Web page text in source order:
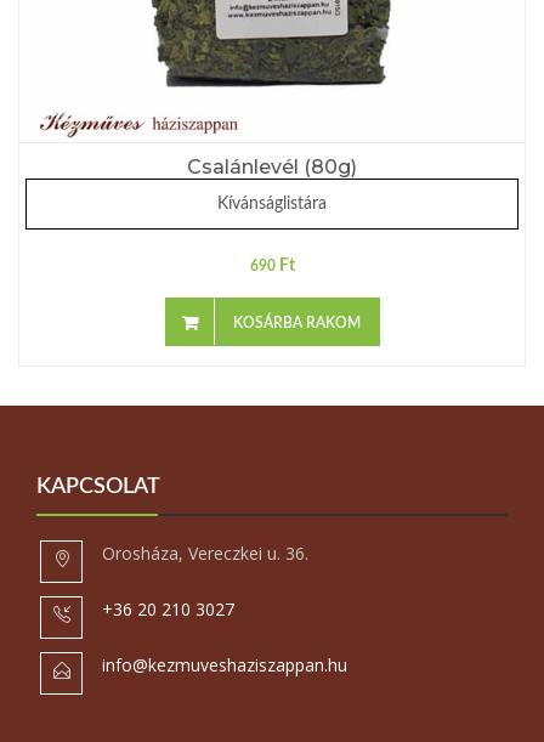
Csalánlevél (80g)
Kívánságlistára
690 Ft
KOSÁRBA RAKOM
KAPCSOLAT
Orosháza, Vereczkei u. 36.
+36 20 210 3027
info@kezmuveshaziszappan.hu